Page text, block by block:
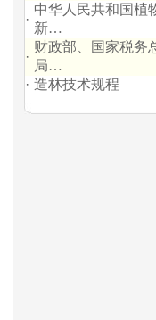
·
中华人民共和国植
新…
·
财政部、国家税务
局…
· 造林技术规程